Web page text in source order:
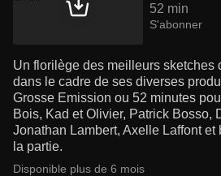
52 min
S'abonner
Un florilège des meilleurs sketches
dans le cadre de ses diverses
Grosse Emission ou 52 minutes
Bois, Kad et Olivier, Patrick Bosso,
Jonathan Lambert, Axelle Laffont et
la partie.
Disponible plus de 6 mois